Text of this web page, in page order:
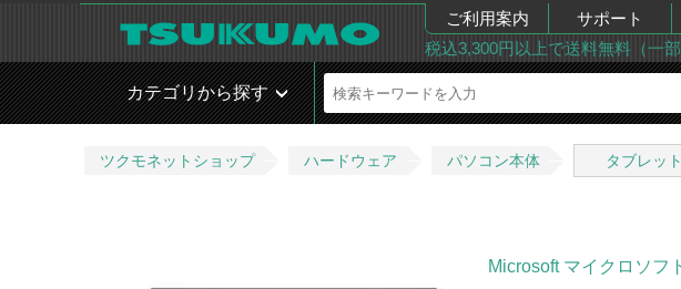
ご利用案内 サポート
税込3,300円以上で送料無料（一
カテゴリから探す
ツクモネットショップ ハードウェア パソコン本体 タブレッ
Microsoft マイクロソフ